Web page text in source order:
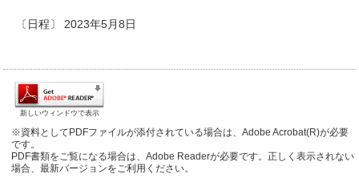
〔日程〕 2023年5月8日
新しいウィンドウで表示
※資料としてPDFファイルが添付されている場合は、Adobe Acrobat(R)が必要
です。
PDF書類をご覧になる場合は、Adobe Readerが必要です。正しく表示されない
場合、最新バージョンをご利用ください。